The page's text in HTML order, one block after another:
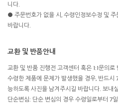
니다.
● 주문번호가 없을 시, 수령인정보수정 및
바랍니다.
교환 및 반품안내
교환 및 반품 진행전 고객센터 혹은 1:1문의로
수령한 제품에 문제가 발생했을 경우, 반드
능하도록 사진을 남겨주시길 바랍니다. 보내
단순변심: 단순 변심의 경우 수령일로부터 7